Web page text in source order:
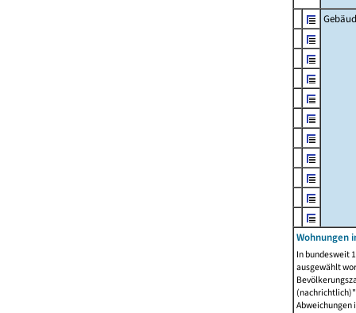
Wohnungen
In bundesweit
ausgewählt
Abweichungen